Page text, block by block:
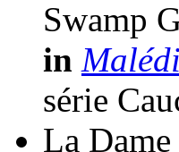
Swamp
in
série
La